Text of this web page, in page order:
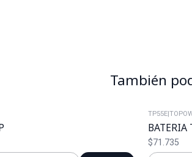
También
TP55E |
BATERIA
$71.735